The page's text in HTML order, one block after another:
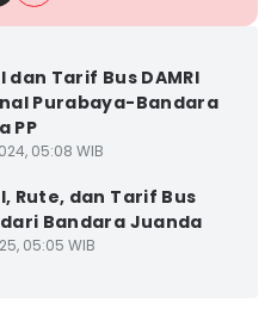
dan Tarif Bus DAMRI
Purabaya-Bandara
PP
05:08 WIB
Rute, dan Tarif Bus
dari Bandara Juanda
05:05 WIB